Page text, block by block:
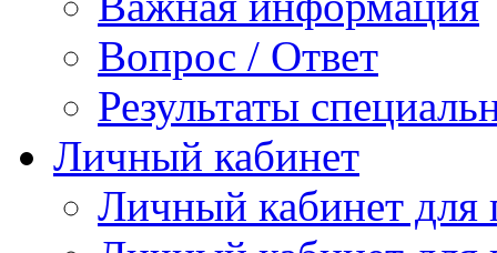
Вопрос / Ответ
Результаты
Личный кабинет
Личный кабинет